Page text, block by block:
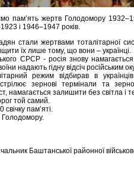
пам’ять жертв Голодомору
і 1946–1947 років.
стали жертвами тоталітарної
їх лише тому, що вони – українці.
СРСР - росія знову
надають гідну відсіч російським
режим відбирав в
зернові термінали та
намагається залишити без світла і
той самий.
пам’яті.
Голодомору.
Баштанської районної